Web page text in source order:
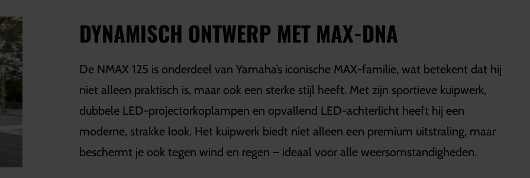
DYNAMISCH ONTWERP MET MAX-DNA
De NMAX 125 is onderdeel van Yamaha’s iconische MAX-familie, wat betekent dat hij
niet alleen praktisch is, maar ook een sterke stijl heeft. Met zijn sportieve kuipwerk,
dubbele LED-projectorkoplampen en opvallend LED-achterlicht heeft hij een
moderne, strakke look. Het kuipwerk biedt niet alleen een premium uitstraling, maar
beschermt je ook tegen wind en regen – ideaal voor alle weersomstandigheden.